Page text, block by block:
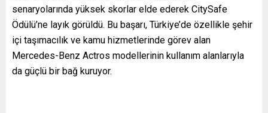
senaryolarında yüksek skorlar elde ederek CitySafe
Ödülü’ne layık görüldü. Bu başarı, Türkiye’de özellikle şehir
içi taşımacılık ve kamu hizmetlerinde görev alan
Mercedes-Benz Actros modellerinin kullanım alanlarıyla
da güçlü bir bağ kuruyor.